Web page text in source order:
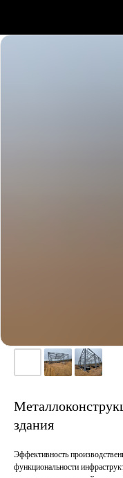
здания
Эффективность
функциональности